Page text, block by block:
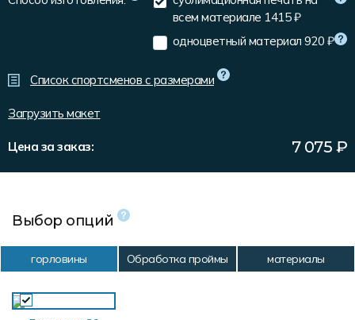
всем материале 1415 ₽
одноцветный материал 920 ₽
Список спортсменов с размерами
Загрузить макет
Цена за заказ: 7 075 ₽
Выбор опций
горловины Обработка проймы материалы
Форма в наличии
Статьи
Система скидок и наценок
Пользовательское соглашение
Доставка